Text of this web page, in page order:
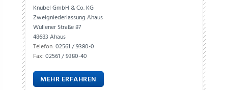
Knubel GmbH & Co. KG
Zweigniederlassung Ahaus
Wüllener Straße 87
48683 Ahaus
Telefon: 02561 / 9380-0
Fax: 02561 / 9380-40
MEHR ERFAHREN